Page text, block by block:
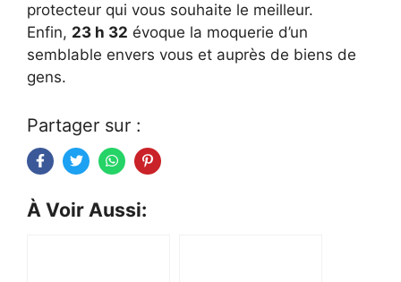
protecteur qui vous souhaite le meilleur.
Enfin, 23 h 32 évoque la moquerie d’un
semblable envers vous et auprès de biens de
gens.
Partager sur :
À Voir Aussi: